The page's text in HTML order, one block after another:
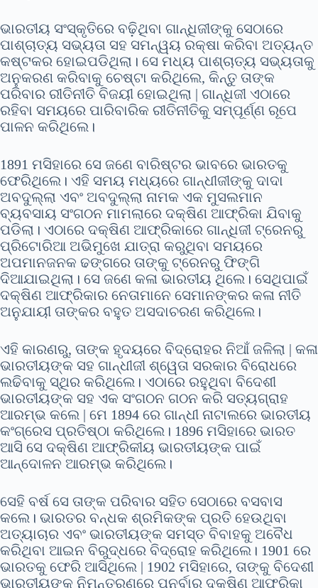
ଭାରତୀୟ ସଂସ୍କୃତିରେ ବଢ଼ିଥିବା ଗାନ୍ଧିଜୀଙ୍କୁ ସେଠାରେ
ପାଶ୍ଚାତ୍ୟ ସଭ୍ୟତା ସହ ସମନ୍ୱୟ ରକ୍ଷା କରିବା ଅତ୍ୟନ୍ତ
କଷ୍ଟକର ହୋଇପଡିଥିଲା। ସେ ମଧ୍ୟ ପାଶ୍ଚାତ୍ୟ ସଭ୍ୟତାକୁ
ଅନୁକରଣ କରିବାକୁ ଚେଷ୍ଟା କରିଥିଲେ, କିନ୍ତୁ ତାଙ୍କ
ପରିବାର ରୀତିନୀତି ବିଜୟୀ ହୋଇଥିଲା | ଗାନ୍ଧିଜୀ ଏଠାରେ
ରହିବା ସମୟରେ ପାରିବାରିକ ରୀତିନୀତିକୁ ସମ୍ପୂର୍ଣ୍ଣ ରୂପେ
ପାଳନ କରିଥିଲେ।
1891 ମସିହାରେ ସେ ଜଣେ ବାରିଷ୍ଟର ଭାବରେ ଭାରତକୁ
ଫେରିଥିଲେ। ଏହି ସମୟ ମଧ୍ୟରେ ଗାନ୍ଧୀଜୀଙ୍କୁ ଦାଦା
ଅବଦୁଲ୍ଲା ଏବଂ ଅବଦୁଲ୍ଲା ନାମକ ଏକ ମୁସଲମାନ
ବ୍ୟବସାୟ ସଂଗଠନ ମାମଲାରେ ଦକ୍ଷିଣ ଆଫ୍ରିକା ଯିବାକୁ
ପଡିଲା। ଏଠାରେ ଦକ୍ଷିଣ ଆଫ୍ରିକାରେ ଗାନ୍ଧିଜୀ ଟ୍ରେନରୁ
ପ୍ରିଟୋରିଆ ଅଭିମୁଖେ ଯାତ୍ରା କରୁଥିବା ସମୟରେ
ଅପମାନଜନକ ଢଙ୍ଗରେ ତାଙ୍କୁ ଟ୍ରେନରୁ ଫିଙ୍ଗି
ଦିଆଯାଇଥିଲା। ସେ ଜଣେ କଳା ଭାରତୀୟ ଥିଲେ। ସେଥିପାଇଁ
ଦକ୍ଷିଣ ଆଫ୍ରିକାର ନେତାମାନେ ସେମାନଙ୍କର କଳା ନୀତି
ଅନୁଯାୟୀ ତାଙ୍କର ବହୁତ ଅସଦାଚରଣ କରିଥିଲେ।
ଏହି କାରଣରୁ, ତାଙ୍କ ହୃଦୟରେ ବିଦ୍ରୋହର ନିଆଁ ଜଳିଲା | କଳା
ଭାରତୀୟଙ୍କ ସହ ଗାନ୍ଧୀଜୀ ଶ୍ୱେତା ସରକାର ବିରୋଧରେ
ଲଢିବାକୁ ସ୍ଥିର କରିଥିଲେ। ଏଠାରେ ରହୁଥିବା ବିଦେଶୀ
ଭାରତୀୟଙ୍କ ସହ ଏକ ସଂଗଠନ ଗଠନ କରି ସତ୍ୟଗ୍ରାହ
ଆରମ୍ଭ କଲେ | ମେ 1894 ରେ ଗାନ୍ଧୀ ନାଟାଲରେ ଭାରତୀୟ
କଂଗ୍ରେସ ପ୍ରତିଷ୍ଠା କରିଥିଲେ। 1896 ମସିହାରେ ଭାରତ
ଆସି ସେ ଦକ୍ଷିଣ ଆଫ୍ରିକୀୟ ଭାରତୀୟଙ୍କ ପାଇଁ
ଆନ୍ଦୋଳନ ଆରମ୍ଭ କରିଥିଲେ।
ସେହି ବର୍ଷ ସେ ତାଙ୍କ ପରିବାର ସହିତ ସେଠାରେ ବସବାସ
କଲେ। ଭାରତର ବନ୍ଧକ ଶ୍ରମିକଙ୍କ ପ୍ରତି ହେଉଥିବା
ଅତ୍ୟାଚାର ଏବଂ ଭାରତୀୟଙ୍କ ସମସ୍ତ ବିବାହକୁ ଅବୈଧ
କରିଥିବା ଆଇନ ବିରୁଦ୍ଧରେ ବିଦ୍ରୋହ କରିଥିଲେ। 1901 ରେ
ଭାରତକୁ ଫେରି ଆସିଥିଲେ | 1902 ମସିହାରେ, ତାଙ୍କୁ ବିଦେଶୀ
ଭାରତୀୟଙ୍କ ନିମନ୍ତ୍ରଣରେ ପୁନର୍ବାର ଦକ୍ଷିଣ ଆଫ୍ରିକା